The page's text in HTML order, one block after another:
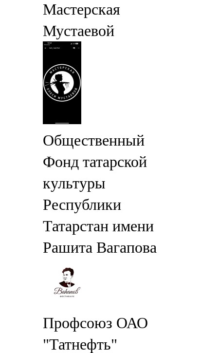
Мастерская
Мустаевой
Общественный
Фонд татарской
культуры
Республики
Татарстан имени
Рашита Вагапова
Профсоюз ОАО
"Татнефть"